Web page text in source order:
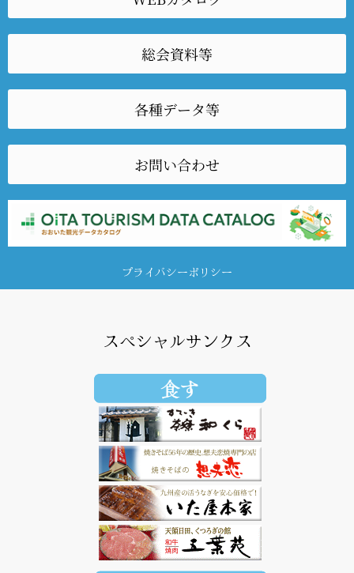
総会資料等
各種データ等
お問い合わせ
プライバシーポリシー
スペシャルサンクス